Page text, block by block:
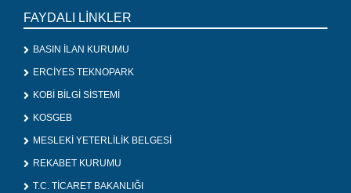
FAYDALI LİNKLER
BASIN İLAN KURUMU
ERCİYES TEKNOPARK
KOBİ BİLGİ SİSTEMİ
KOSGEB
MESLEKİ YETERLİLİK BELGESİ
REKABET KURUMU
T.C. TİCARET BAKANLIĞI